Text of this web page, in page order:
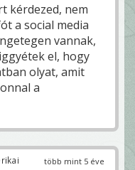
kérdezed, nem
a social media
vannak,
el, hogy
olyat, amit
a
több mint 5 éve